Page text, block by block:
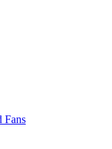
Fans